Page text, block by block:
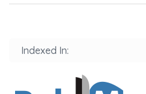
Indexed In: